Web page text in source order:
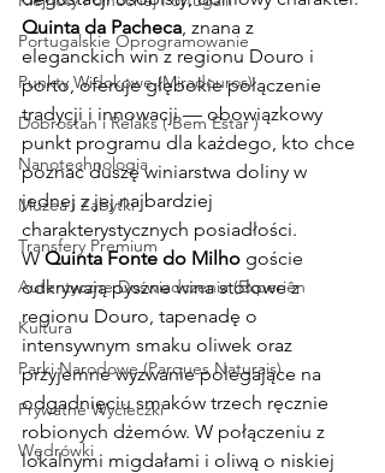
Portugalskie Oprogramowanie
Punkty Widokowe (Miradouros)
Dobrostan i Relaks ( Bem Estar )
Nanotechnologia
Muzea i Zabytki
Transfery Premium
Autentyczne Doświadczenia (Experiên
Kultura
Parki Narodowe (Parques Naturais)
Prywatne Wycieczki
Wędrówki
Quinta da Pacheca, znana z
eleganckich win z regionu Douro i
porto, oferuje głębokie połączenie
tradycji i innowacji — obowiązkowy
punkt programu dla każdego, kto chce
poznać duszę winiarstwa doliny w
jednej z jej najbardziej
charakterystycznych posiadłości.
W Quinta Fonte do Milho goście
odkrywają pyszne wina stołowe z
regionu Douro, tapenadę o
intensywnym smaku oliwek oraz
przyjemne wyzwanie polegające na
odgadnięciu smaków trzech ręcznie
robionych dżemów. W połączeniu z
lokalnymi migdałami i oliwą o niskiej